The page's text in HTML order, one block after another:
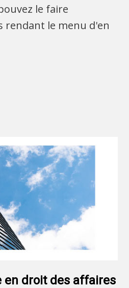
le faire
rendant le menu d'en
en droit des affaires